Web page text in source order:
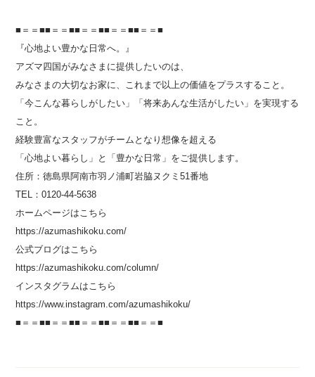
■＝＝■■＝＝■■＝＝■■＝＝■■＝＝■
『心地よい豊かな日常へ。』
アズマ四国がみなさまに提供したいのは、
みなさまの大切なお家に、これまで以上の価値をプラスすること。
「今こんな暮らしがしたい」「将来あんな生活がしたい」を実現する
こと。
経験豊富なスタッフがチームとなり想像を超える
「心地よい暮らし」と「豊かな日常」をご提供します。
住所：徳島県阿南市羽ノ浦町岩脇ヌクミ51番地
TEL：0120-44-5638
ホームページはこちら
https://azumashikoku.com/
公式ブログはこちら
https://azumashikoku.com/column/
インスタグラムはこちら
https://www.instagram.com/azumashikoku/
■＝＝■■＝＝■■＝＝■■＝＝■■＝＝■